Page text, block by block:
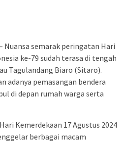
Nuansa semarak peringatan Hari
ke-79 sudah terasa di tengah
Tagulandang Biaro (Sitaro).
adanya pemasangan bendera
di depan rumah warga serta
Kemerdekaan 17 Agustus 2024
berbagai macam